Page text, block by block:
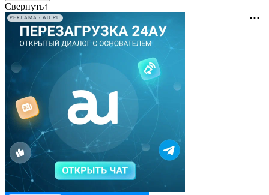
Свернуть↑
РЕКЛАМА • AU.RU